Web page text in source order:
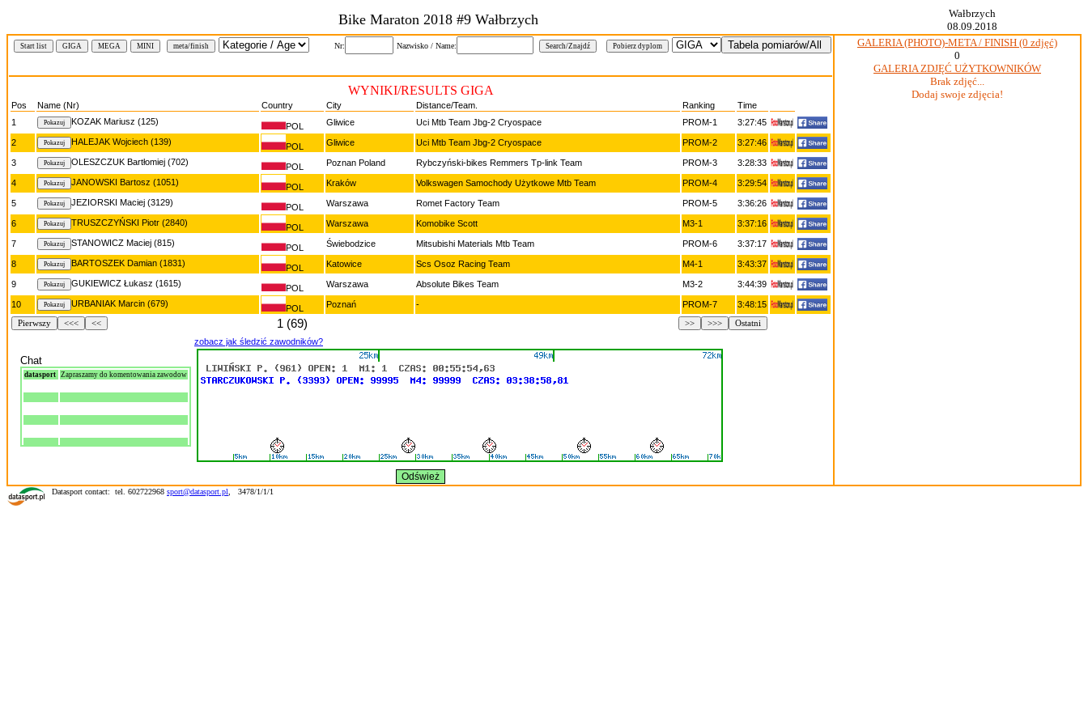
Bike Maraton 2018 #9 Wałbrzych
Wałbrzych
08.09.2018
Start list GIGA MEGA MINI meta/finish Nr: Nazwisko / Name:
WYNIKI/RESULTS GIGA
Pos Name (Nr) Country City Distance/Team. Ranking
Time
1
KOZAK Mariusz (125) POL Gliwice Uci Mtb Team Jbg-2 Cryospace PROM-1 3:27:45
2 HALEJAK Wojciech (139) POL Gliwice Uci Mtb Team Jbg-2 Cryospace PROM-2 3:27:46
3 OLESZCZUK Bartłomiej (702) POL Poznan Poland Rybczyński-bikes Remmers Tp-link Team PROM-3 3:28:33
4 JANOWSKI Bartosz (1051) POL Kraków Volkswagen Samochody Użytkowe Mtb Team PROM-4 3:29:54
5 JEZIORSKI Maciej (3129) POL Warszawa Romet Factory Team PROM-5 3:36:26
6 TRUSZCZYŃSKI Piotr (2840) POL Warszawa Komobike Scott M3-1 3:37:16
7 STANOWICZ Maciej (815) POL Świebodzice Mitsubishi Materials Mtb Team PROM-6 3:37:17
8 BARTOSZEK Damian (1831) POL Katowice Scs Osoz Racing Team M4-1 3:43:37
9 GUKIEWICZ Łukasz (1615) POL Warszawa Absolute Bikes Team M3-2 3:44:39
10 URBANIAK Marcin (679) POL Poznań - PROM-7 3:48:15
Pierwszy <<< << 1 (69) Ostatni
>>>
>>
Chat
datasport Zapraszamy do komentowania zawodow
zobacz jak śledzić zawodników?
GALERIA (PHOTO)-META / FINISH (0 zdjęć)
0
GALERIA ZDJĘĆ UŻYTKOWNIKÓW
Brak zdjęć...
Dodaj swoje zdjęcia!
Datasport contact: tel. 602722968 sport@datasport.pl 3478/1/1/1